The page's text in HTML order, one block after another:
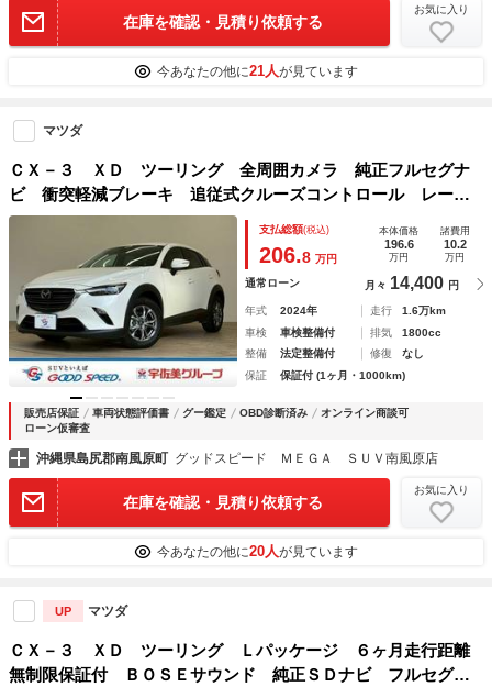
在庫を確認・見積り依頼する
お気に入り
今あなたの他に21人が見ています
マツダ
ＣＸ－３ ＸＤ ツーリング 全周囲カメラ 純正フルセグナ
ビ 衝突軽減ブレーキ 追従式クルーズコントロール レーン
キープ コーナーセンサー Ｂｌｕｅｔｏｏｔｈ ＬＥＤヘッ
ドライト 純正アルミホイール スマートキー プッシュスタ
支払総額(税込)
206.8 万円
本体価格
196.6
万円
諸費用
10.2
万円
通常ローン 月々 14,400 円
年式 2024年 走行
1.6万km
車検
車検整備付 排気
1800cc
整備
法定整備付 修復
なし
保証
保証付 (1ヶ月・1000km)
販売店保証 車両状態評価書 グー鑑定 OBD診断済み
オンライン商談可
ローン仮審査
沖縄県島尻郡南風原町 グッドスピード ＭＥＧＡ ＳＵＶ南風原店
在庫を確認・見積り依頼する
お気に入り
今あなたの他に20人が見ています
UP マツダ
ＣＸ－３ ＸＤ ツーリング Ｌパッケージ ６ヶ月走行距離
無制限保証付 ＢＯＳＥサウンド 純正ＳＤナビ フルセグＴ